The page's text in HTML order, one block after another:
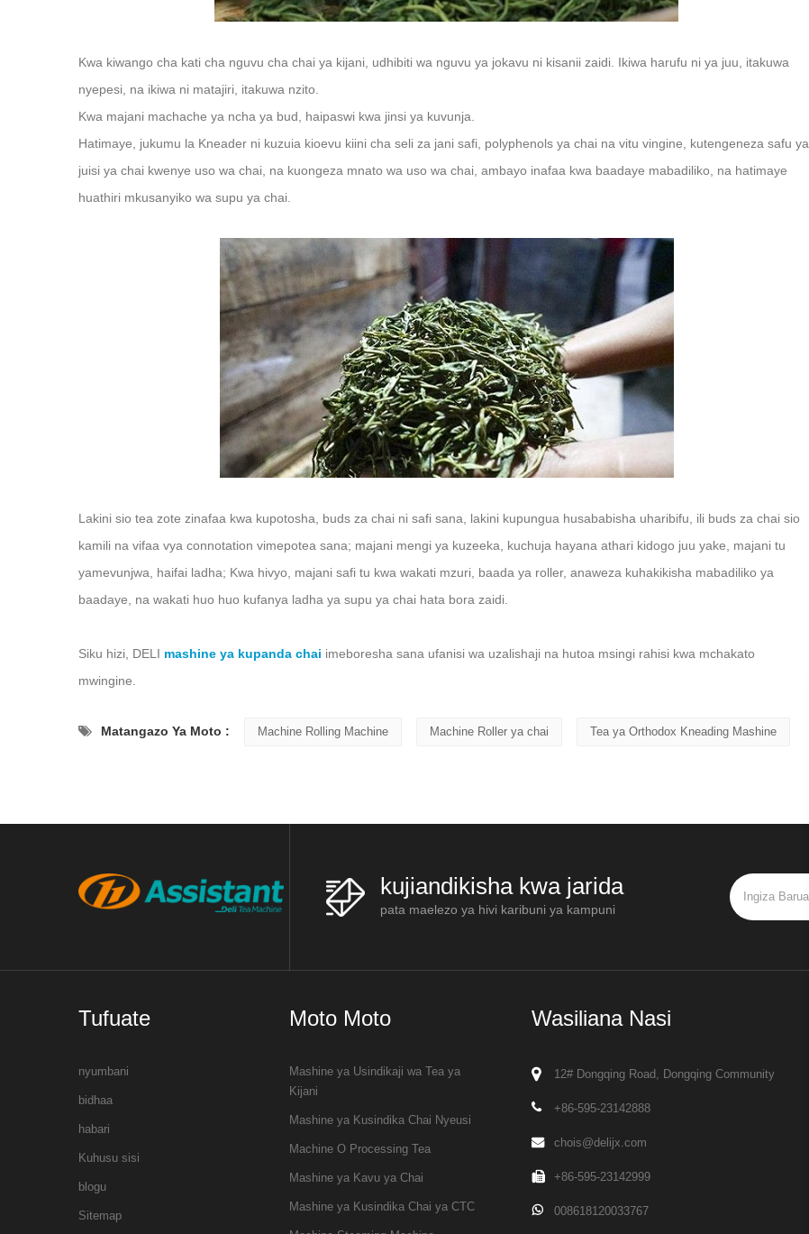
Kwa kiwango cha kati cha nguvu cha chai ya kijani, udhibiti wa nguvu ya jokavu ni kisanii zaidi. Ikiwa harufu ni ya juu, itakuwa
nyepesi, na ikiwa ni matajiri, itakuwa nzito.
Kwa majani machache ya ncha ya bud, haipaswi kwa jinsi ya kuvunja.
Hatimaye, jukumu la Kneader ni kuzuia kioevu kiini cha seli za jani safi, polyphenols ya chai na vitu vingine, kutengeneza safu ya
juisi ya chai kwenye uso wa chai, na kuongeza mnato wa uso wa chai, ambayo inafaa kwa baadaye mabadiliko, na hatimaye
huathiri mkusanyiko wa supu ya chai.
Lakini sio tea zote zinafaa kwa kupotosha, buds za chai ni safi sana, lakini kupungua husababisha uharibifu, ili buds za chai sio
kamili na vifaa vya connotation vimepotea sana; majani mengi ya kuzeeka, kuchuja hayana athari kidogo juu yake, majani tu
yamevunjwa, haifai ladha; Kwa hivyo, majani safi tu kwa wakati mzuri, baada ya roller, anaweza kuhakikisha mabadiliko ya
baadaye, na wakati huo huo kufanya ladha ya supu ya chai hata bora zaidi.
Siku hizi, DELI mashine ya kupanda chai imeboresha sana ufanisi wa uzalishaji na hutoa msingi rahisi kwa mchakato
mwingine.
Matangazo Ya Moto : Machine Rolling Machine Machine Roller ya chai Tea ya Orthodox Kneading Mashine
kujiandikisha kwa jarida
pata maelezo ya hivi karibuni ya kampuni
Tufuate
nyumbani
bidhaa
habari
Kuhusu sisi
blogu
Sitemap
Moto Moto
Mashine ya Usindikaji wa Tea ya
Kijani
Mashine ya Kusindika Chai Nyeusi
Machine O Processing Tea
Mashine ya Kavu ya Chai
Mashine ya Kusindika Chai ya CTC
Wasiliana Nasi
12# Dongqing Road, Dongqing Community
+86-595-23142888
chois@delijx.com
+86-595-23142999
008618120033767